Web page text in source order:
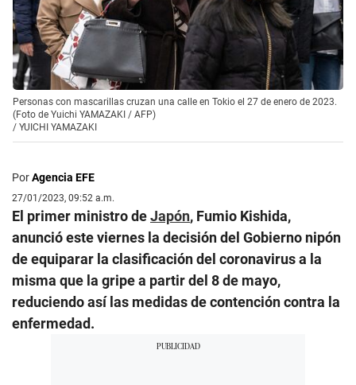
Personas con mascarillas cruzan una calle en Tokio el 27 de enero de 2023.
(Foto de Yuichi YAMAZAKI / AFP)
/ YUICHI YAMAZAKI
PorAgencia EFE
27/01/2023, 09:52 a.m.
El primer ministro deJapón, Fumio Kishida,
anunció este viernes la decisión del Gobierno nipón
de equiparar la clasificación del coronavirus a la
misma que la gripe a partir del 8 de mayo,
reduciendo así las medidas de contención contra la
enfermedad.